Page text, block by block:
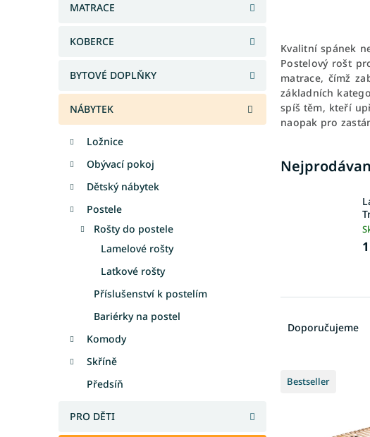
n
l
MATRACE
KOBERCE
BYTOVÉ DOPLŇKY
NÁBYTEK
Ložnice
Obývací pokoj
Dětský nábytek
Postele
Rošty do postele
Lamelové rošty
Laťkové rošty
Příslušenství k postelím
Bariérky na postel
Komody
Skříně
Předsíň
PRO DĚTI
Kvalitní spánek
Postelový rošt
matrace, čímž
základních
spíš těm, kteří
naopak pro
Doporučujeme
Bestseller